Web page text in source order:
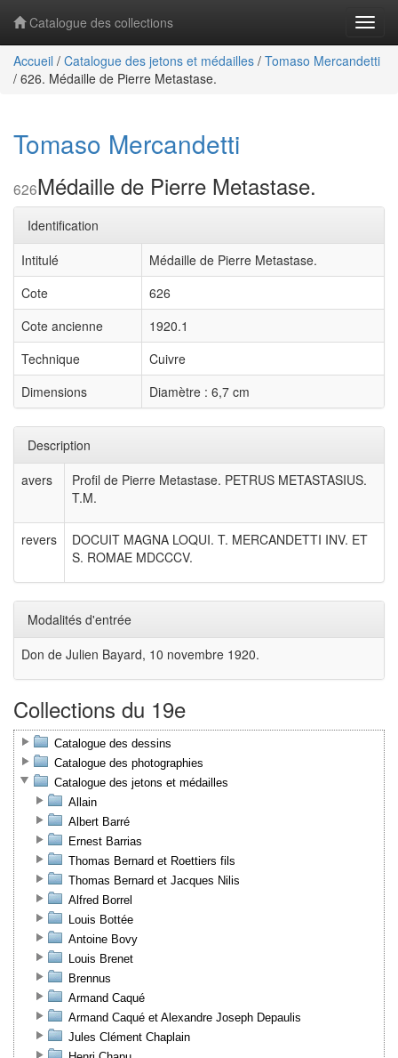
Catalogue des collections
Accueil / Catalogue des jetons et médailles / Tomaso Mercandetti
/ 626. Médaille de Pierre Metastase.
Tomaso Mercandetti
626Médaille de Pierre Metastase.
Identification
Intitulé
Médaille de Pierre Metastase.
Cote
626
Cote ancienne
1920.1
Technique
Cuivre
Dimensions
Diamètre : 6,7 cm
Description
avers
Profil de Pierre Metastase. PETRUS METASTASIUS.
T.M.
revers
DOCUIT MAGNA LOQUI. T. MERCANDETTI INV. ET
S. ROMAE MDCCCV.
Modalités d'entrée
Don de Julien Bayard, 10 novembre 1920.
Collections du 19e
Catalogue des dessins
Catalogue des photographies
Catalogue des jetons et médailles
Allain
Albert Barré
Ernest Barrias
Thomas Bernard et Roettiers fils
Thomas Bernard et Jacques Nilis
Alfred Borrel
Louis Bottée
Antoine Bovy
Louis Brenet
Brennus
Armand Caqué
Armand Caqué et Alexandre Joseph Depaulis
Jules Clément Chaplain